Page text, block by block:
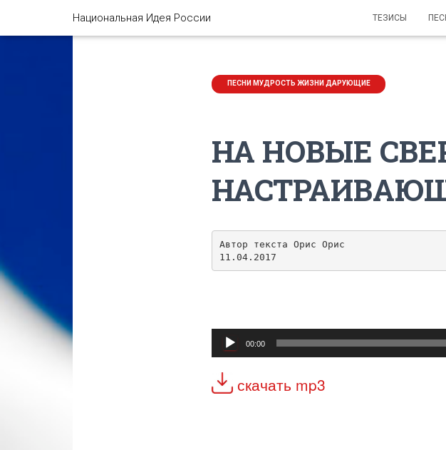
Национальная Идея России ТЕЗИСЫ
НА НОВЫЕ
Автор текста Орис Орис
11.04.2017
Аудиоплеер
00:00
скачать mp3
ПЕСНИ МУДРОСТЬ ЖИЗНИ ДАРУЮЩИЕ